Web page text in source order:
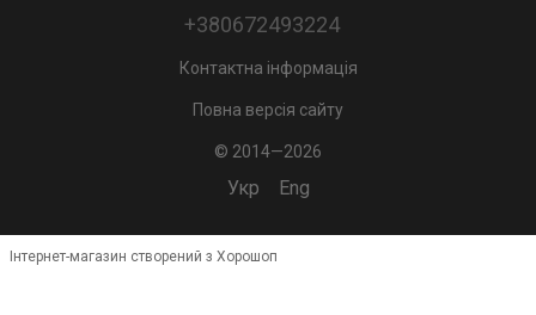
+380672493224
Контактна інформація
Повна версія сайту
© 2014—2026
Укр Eng
Інтернет-магазин створений з Хорошоп